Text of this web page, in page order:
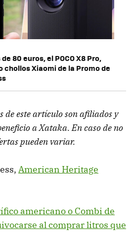
80 euros, el POCO X8 Pro,
chollos Xiaomi de la Promo de
de este artículo son afiliados y
a Xataka. En caso de no
pueden variar.
American Heritage
americano o Combi de
al comprar litros que